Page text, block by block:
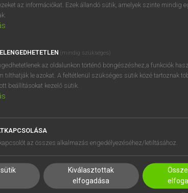
REGISZTRÁCIÓ
az információkat. Ezek állandó sütik, amelyek szinte mindig
(mindig szükséges)
az oldalunkon történő böngészéshez,a funkciók
tilthatják le azokat. A feltétlenül szükséges sütik közé tartoznak
beállításokat kezelő sütik.
az összes alkalmazás engedélyezéséhez/letiltásához.
Kiválasztottak
elfogadása